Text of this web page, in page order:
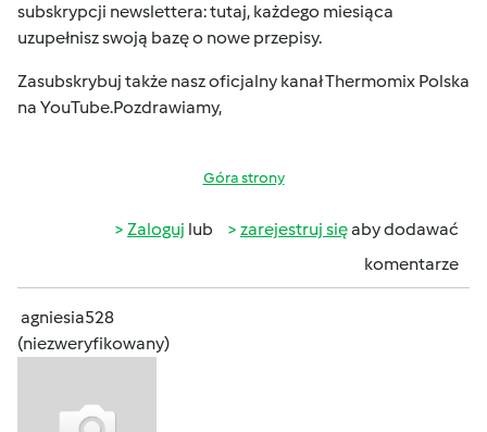
subskrypcji newslettera:tutaj, każdego miesiąca
uzupełnisz swoją bazę o nowe przepisy.
Zasubskrybuj także nasz oficjalny kanałThermomix Polska
na YouTube.Pozdrawiamy,
Góra strony
Zaloguj lub zarejestruj sięaby dodawać
komentarze
agniesia528
(niezweryfikowany)